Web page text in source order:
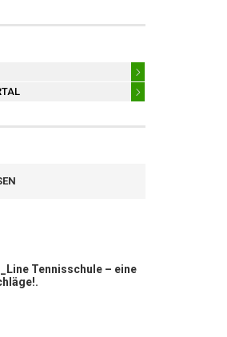
Tennisschule – eine